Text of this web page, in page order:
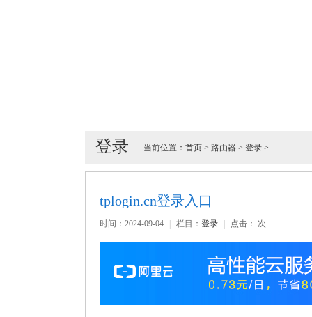
登录 当前位置： 首页 > 路由器 > 登录 >
tplogin.cn登录入口
时间：2024-09-04 栏目： 登录 点击： 次